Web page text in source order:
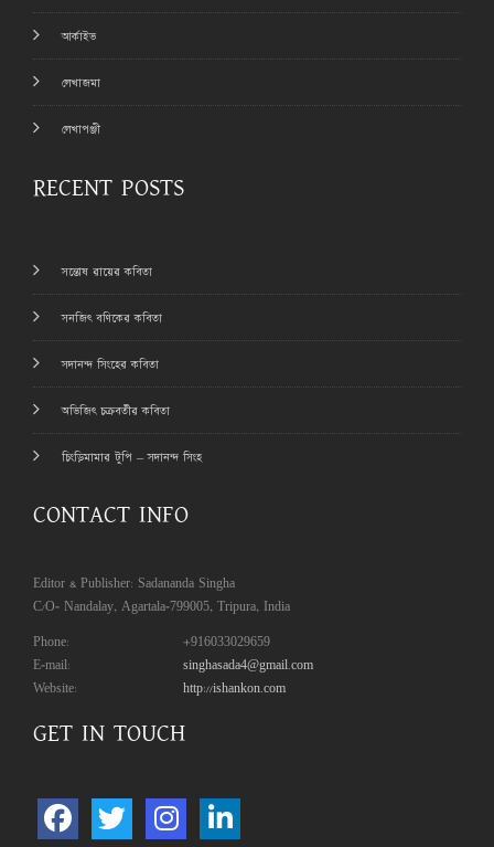
আর্কাইভ
লেখাজমা
লেখাপঞ্জী
RECENT POSTS
সন্তোষ রায়ের কবিতা
সনজিৎ বণিকের কবিতা
সদানন্দ সিংহের কবিতা
অভিজিৎ চক্রবর্তীর কবিতা
চিংড়িমামার টুপি – সদানন্দ সিংহ
CONTACT INFO
Editor & Publisher: Sadananda Singha
C/O- Nandalay, Agartala-799005, Tripura, India
Phone:
+916033029659
E-mail:
singhasada4@gmail.com
Website:
http://ishankon.com
GET IN TOUCH